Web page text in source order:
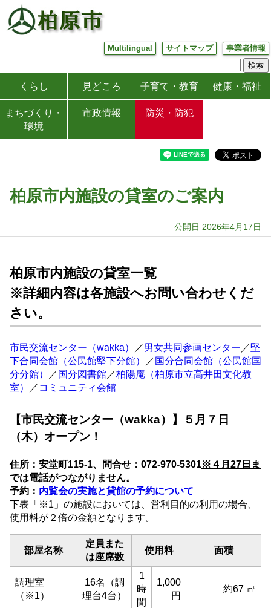
Multilingual サイトマップ 事業者情報
くらし 見どころ 子育て・教育 健康・福祉
まちづくり・
環境
市政情報 防災・防犯
柏原市内施設の貸室のご案内
公開日 2026年4月17日
柏原市内施設の貸室一覧
※詳細内容は各施設へお問い合わせくだ
さい。
市民交流センター（wakka） ／男女共同参画センター ／堅
下合同会館（公民館堅下分館）
／ 国分合同会館（公民館国
分分館）
／ 国分図書館／柏陽庵（柏原市立高井田文化教
室）
／ コミュニティ会館
【市民交流センター（wakka）】
５月７日
（木）オープン！
住所：安堂町115-1、問合せ：072-970-5301※４月27日ま
では電話がつながりません。
予約： 内覧会の実施と貸館の予約について
下表「※1」の施設においては、営利目的の利用の場合、
使用料が２倍の金額となります。
部屋名称
定員また
は座席数
使用料 面積
調理室
（※1）
16名（調
理台4台）
1
時
間
1,000
円
約67 ㎡